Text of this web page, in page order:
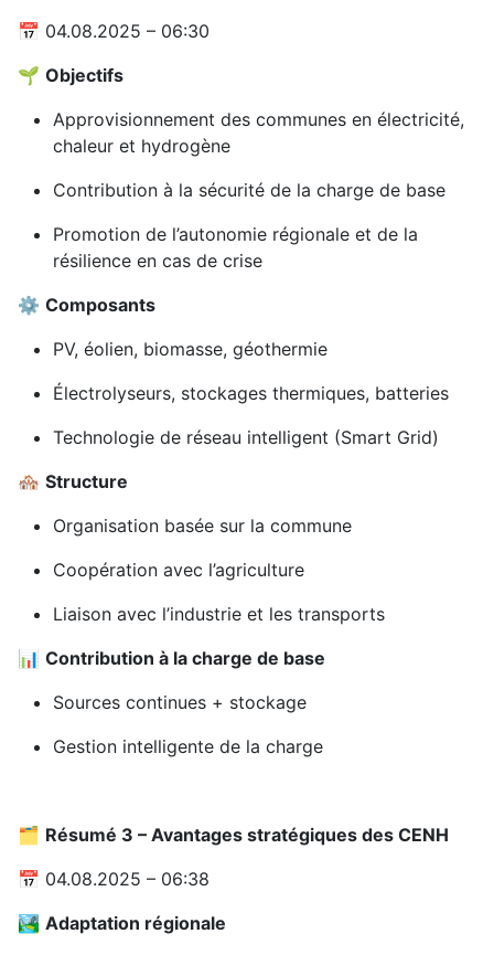
📅 04.08.2025 – 06:30
🌱 Objectifs
Approvisionnement des communes en électricité,
chaleur et hydrogène
Contribution à la sécurité de la charge de base
Promotion de l’autonomie régionale et de la
résilience en cas de crise
⚙️ Composants
PV, éolien, biomasse, géothermie
Électrolyseurs, stockages thermiques, batteries
Technologie de réseau intelligent (Smart Grid)
🏘️ Structure
Organisation basée sur la commune
Coopération avec l’agriculture
Liaison avec l’industrie et les transports
📊 Contribution à la charge de base
Sources continues + stockage
Gestion intelligente de la charge
🗂️ Résumé 3 – Avantages stratégiques des CENH
📅 04.08.2025 – 06:38
🏞️ Adaptation régionale